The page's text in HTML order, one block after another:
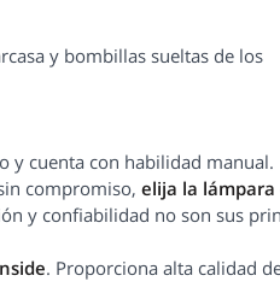
y bombillas sueltas de los
y cuenta con habilidad manual.
compromiso, elija la lámpara
y confiabilidad no son sus
. Proporciona alta calidad